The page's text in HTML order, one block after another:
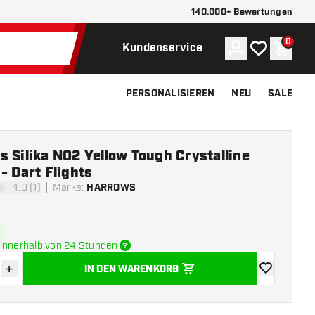
140.000+ Bewertungen
Kundenservice Konto
Meine 0
PERSONALISIEREN NEU SALE
4.0 (1) Marke: HARROWS
Silika NO2 Yellow Tough Crystalline
Dart Flights
von 24 Stunden
Menge erhöhen
+ IN DEN WARENKORB
Zur